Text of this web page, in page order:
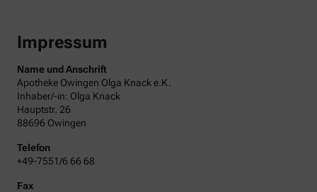
Impressum
Name und Anschrift
Apotheke Owingen Olga Knack e.K.
Inhaber/-in: Olga Knack
Hauptstr. 26
88696 Owingen
Telefon
+49-7551/6 66 68
Fax